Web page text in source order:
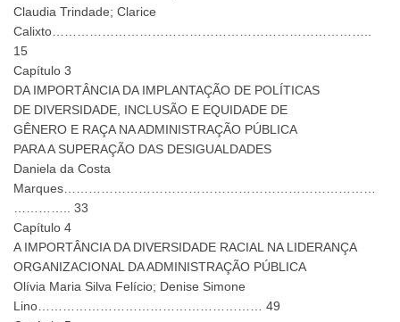
Claudia Trindade; Clarice
Calixto…………………………………………………………………..
15
Capítulo 3
DA IMPORTÂNCIA DA IMPLANTAÇÃO DE POLÍTICAS
DE DIVERSIDADE, INCLUSÃO E EQUIDADE DE
GÊNERO E RAÇA NA ADMINISTRAÇÃO PÚBLICA
PARA A SUPERAÇÃO DAS DESIGUALDADES
Daniela da Costa
Marques…………………………………………………………………
………….. 33
Capítulo 4
A IMPORTÂNCIA DA DIVERSIDADE RACIAL NA LIDERANÇA
ORGANIZACIONAL DA ADMINISTRAÇÃO PÚBLICA
Olívia Maria Silva Felício; Denise Simone
Lino……………………………………………… 49